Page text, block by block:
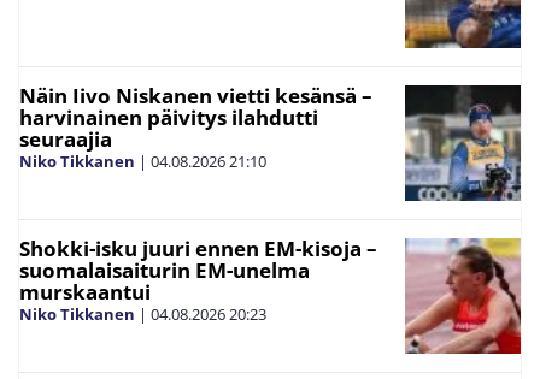
Näin Iivo Niskanen vietti kesänsä –
harvinainen päivitys ilahdutti
seuraajia
Niko Tikkanen | 04.08.202621:10
Shokki-isku juuri ennen EM-kisoja –
suomalaisaiturin EM-unelma
murskaantui
Niko Tikkanen | 04.08.202620:23